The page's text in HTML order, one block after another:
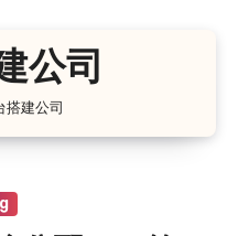
公司
搭建公司